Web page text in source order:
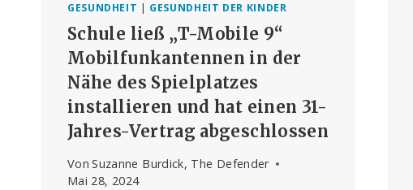
GESUNDHEIT | GESUNDHEIT DER KINDER
Schule ließ „T-Mobile 9“
Mobilfunkantennen in der
Nähe des Spielplatzes
installieren und hat einen 31-
Jahres-Vertrag abgeschlossen
Von Suzanne Burdick, The Defender
Mai 28, 2024